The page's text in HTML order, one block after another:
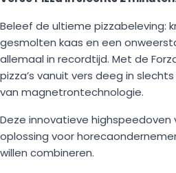
Beleef de ultieme pizzabeleving:
gesmolten kaas en een
allemaal in recordtijd. Met de
pizza’s vanuit vers deeg in
van magnetrontechnologie.
Deze innovatieve highspeedoven
oplossing voor
willen combineren.